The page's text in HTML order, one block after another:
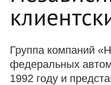
Группа компаний
федеральных
1992 году и